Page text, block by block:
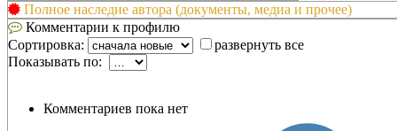
Полное наследие автора (документы, медиа и прочее)
Комментарии к профилю
Сортировка:
развернуть все
Показывать по:
Комментариев пока нет